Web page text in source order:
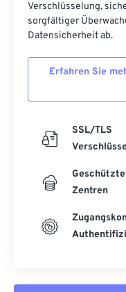
Verschlüsselung,
sorgfältiger
Datensicherheit ab.
Erfahren Sie
SSL/TLS
Zentren